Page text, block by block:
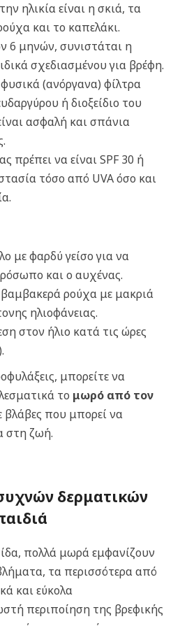
ηλικία είναι η σκιά, τα
και το καπελάκι.
6 μηνών, συνιστάται η
σχεδιασμένου για βρέφη.
(ανόργανα) φίλτρα
ή διοξείδιο του
ασφαλή και σπάνια
πρέπει να είναι SPF 30 ή
τόσο από UVA όσο και
με φαρδύ γείσο για να
και ο αυχένας.
ρούχα με μακριά
ηλιοφάνειας.
στον ήλιο κατά τις ώρες
μπορείτε να
το μωρό από τον
βλάβες που μπορεί να
στη ζωή.
δερματικών
πολλά μωρά εμφανίζουν
τα περισσότερα από
και εύκολα
περιποίηση της βρεφικής